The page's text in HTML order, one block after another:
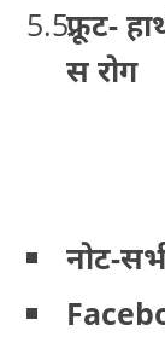
फ्रूट-
स रोग
नोट-